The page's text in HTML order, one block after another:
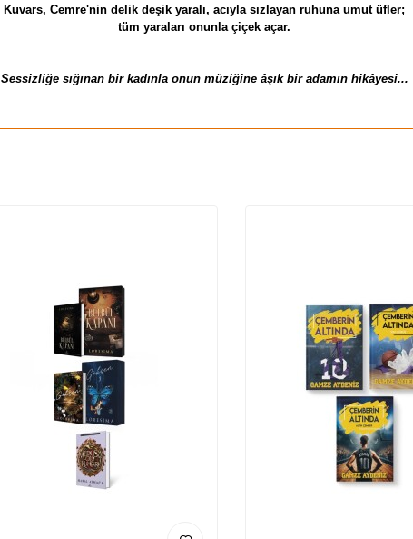
Kuvars, Cemre'nin delik deşik yaralı, acıyla sızlayan ruhuna umut üfler;
tüm yaraları onunla çiçek açar.
Sessizliğe sığınan bir kadınla onun müziğine âşık bir adamın hikâyesi...